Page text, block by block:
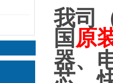
我司
国 原
器、